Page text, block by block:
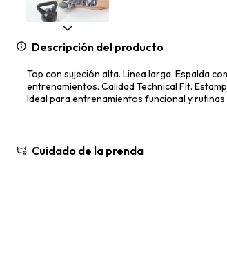
Descripción del producto
Top con sujeción alta. Línea larga. Espalda
entrenamientos. Calidad Technical Fit.
Ideal para entrenamientos funcional y rutinas
Cuidado de la prenda